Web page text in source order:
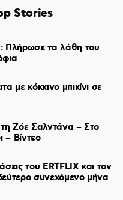
Stories
Πλήρωσε τα λάθη του
με κόκκινο μπικίνι σε
Ζόε Σαλντάνα – Στο
– Βίντεο
του ERTFLIX και τον
συνεχόμενο μήνα